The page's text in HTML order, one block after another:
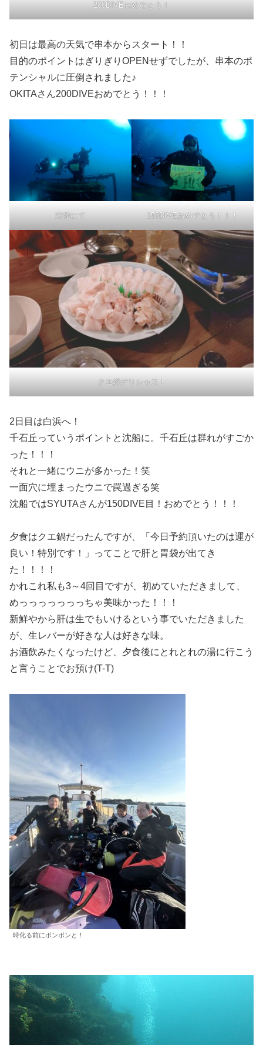
200DIVEおめでとう！
初日は最高の天気で串本からスタート！！
目的のポイントはぎりぎりOPENせずでしたが、串本のポ
テンシャルに圧倒されました♪
OKITAさん200DIVEおめでとう！！！
沈船にて 150DIVEおめでとう！！！
クエ鍋デリシャス！
2日目は白浜へ！
千石丘っていうポイントと沈船に。千石丘は群れがすごか
った！！！
それと一緒にウニが多かった！笑
一面穴に埋まったウニで罠過ぎる笑
沈船ではSYUTAさんが150DIVE目！おめでとう！！！
夕食はクエ鍋だったんですが、「今日予約頂いたのは運が
良い！特別です！」ってことで肝と胃袋が出てき
た！！！！
かれこれ私も3～4回目ですが、初めていただきまして、
めっっっっっっっちゃ美味かった！！！
新鮮やから肝は生でもいけるという事でいただきました
が、生レバーが好きな人は好きな味。
お酒飲みたくなったけど、夕食後にとれとれの湯に行こう
と言うことでお預け(T-T)
時化る前にポンポンと！